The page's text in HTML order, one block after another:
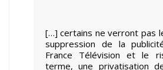
[…] certains ne verront pas
suppression de la
France Télévision et le
terme, une privatisation